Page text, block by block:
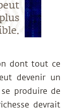
dont tout ce
devenir un
produire de
devrait